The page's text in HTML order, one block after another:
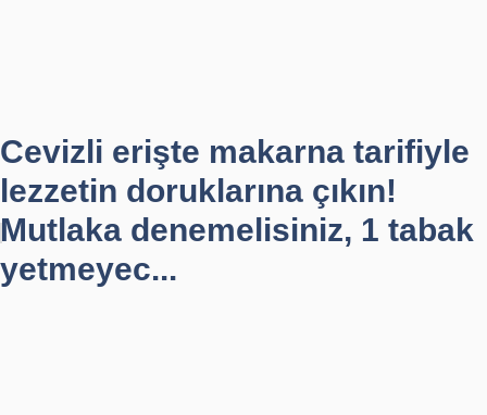
Cevizli erişte makarna tarifiyle
lezzetin doruklarına çıkın!
Mutlaka denemelisiniz, 1 tabak
yetmeyec...